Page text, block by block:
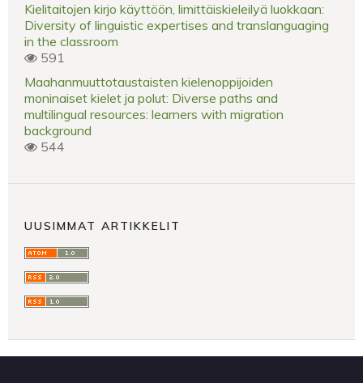
Kielitaitojen kirjo käyttöön, limittäiskieleilyä luokkaan:
Diversity of linguistic expertises and translanguaging
in the classroom
591
Maahanmuuttotaustaisten kielenoppijoiden
moninaiset kielet ja polut: Diverse paths and
multilingual resources: learners with migration
background
544
UUSIMMAT ARTIKKELIT